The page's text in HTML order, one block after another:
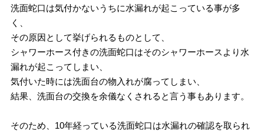
洗面蛇口は気付かないうちに水漏れが起こっている事が多
く、
その原因として挙げられるものとして、
シャワーホース付きの洗面蛇口はそのシャワーホースより水
漏れが起こってしまい、
気付いた時には洗面台の物入れが腐ってしまい、
結果、洗面台の交換を余儀なくされると言う事もあります。
そのため、10年経っている洗面蛇口は水漏れの確認を取られ